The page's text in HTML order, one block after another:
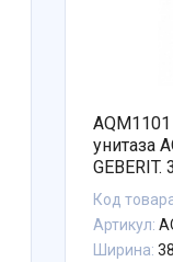
унитаза
Код
Артикул:
Ширина: